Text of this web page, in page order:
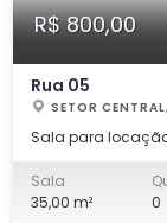
R$ 800,00
Rua 05
SETOR
Sala
35,00 m²
0